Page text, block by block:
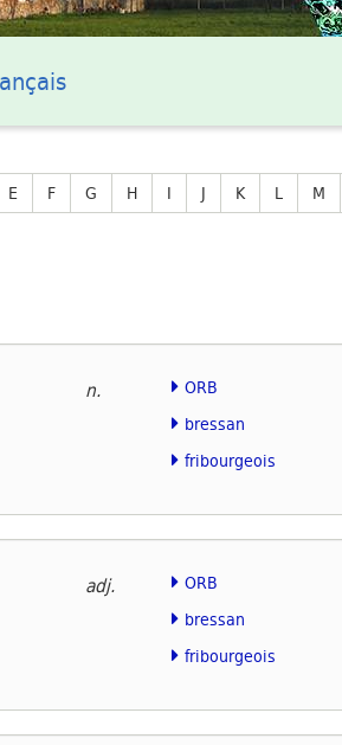
E F G H I J K L M
n.
ORB
bressan
fribourgeois
adj.
ORB
bressan
fribourgeois